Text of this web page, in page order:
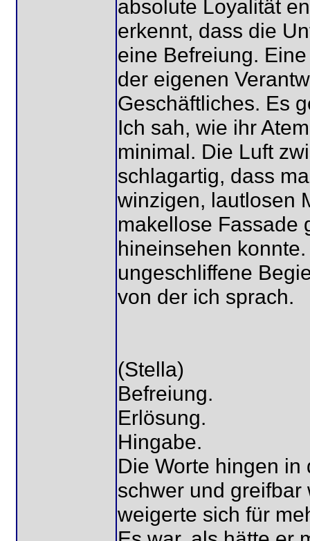
absolute Loyalität
erkennt, dass die
eine Befreiung.
der eigenen
Geschäftliches. Es
Ich sah, wie ihr
minimal. Die Luft
schlagartig, dass
winzigen, lautlosen
makellose Fassade
hineinsehen
ungeschliffene
von der ich sprach.
(Stella)
Befreiung.
Erlösung.
Hingabe.
Die Worte hingen
schwer und greifbar
weigerte sich für